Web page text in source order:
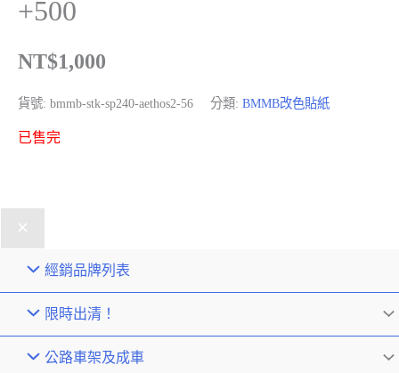
+500
NT$1,000
貨號: bmmb-stk-sp240-aethos2-56 分類: BMMB改色貼紙
已售完
經銷品牌列表
限時出清！
公路車架及成車